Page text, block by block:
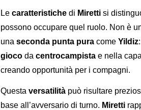
Le caratteristiche di Miretti si
possono occupare quel ruolo. Non è
una seconda punta pura come Yildiz
gioco da centrocampista e nella
creando opportunità per i compagni.
Questa versatilità può risultare
base all’avversario di turno. Miretti